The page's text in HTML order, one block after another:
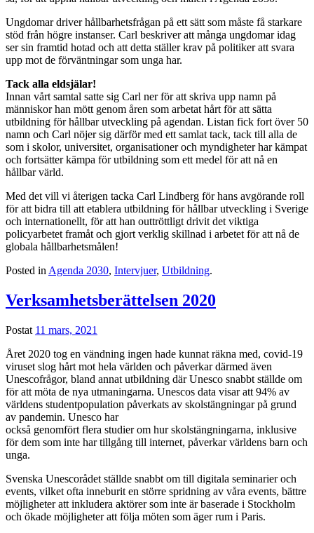
Ungdomar driver hållbarhetsfrågan på ett sätt som måste få starkare
stöd från högre instanser. Carl beskriver att många ungdomar idag
ser sin framtid hotad och att detta ställer krav på politiker att svara
upp mot de förväntningar som unga har.
Tack alla eldsjälar!
Innan vårt samtal satte sig Carl ner för att skriva upp namn på
människor han mött genom åren som arbetat hårt för att sätta
utbildning för hållbar utveckling på agendan. Listan fick fort över 50
namn och Carl nöjer sig därför med ett samlat tack, tack till alla de
som i skolor, universitet, organisationer och myndigheter har kämpat
och fortsätter kämpa för utbildning som ett medel för att nå en
hållbar värld.
Med det vill vi återigen tacka Carl Lindberg för hans avgörande roll
för att bidra till att etablera utbildning för hållbar utveckling i Sverige
och internationellt, för att han outtröttligt drivit det viktiga
policyarbetet framåt och gjort verklig skillnad i arbetet för att nå de
globala hållbarhetsmålen!
Posted in Agenda 2030, Intervjuer, Utbildning.
Verksamhetsberättelsen 2020
Postat 11 mars, 2021
Året 2020 tog en vändning ingen hade kunnat räkna med, covid-19
viruset slog hårt mot hela världen och påverkar därmed även
Unescofrågor, bland annat utbildning där Unesco snabbt ställde om
för att möta de nya utmaningarna. Unescos data visar att 94% av
världens studentpopulation påverkats av skolstängningar på grund
av pandemin. Unesco har
också genomfört flera studier om hur skolstängningarna, inklusive
för dem som inte har tillgång till internet, påverkar världens barn och
unga.
Svenska Unescorådet ställde snabbt om till digitala seminarier och
events, vilket ofta inneburit en större spridning av våra events, bättre
möjligheter att inkludera aktörer som inte är baserade i Stockholm
och ökade möjligheter att följa möten som äger rum i Paris.